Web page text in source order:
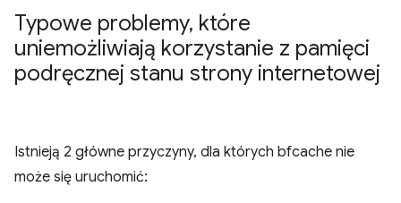
Typowe problemy, które
uniemożliwiają korzystanie z pamięci
podręcznej stanu strony internetowej
Istnieją 2 główne przyczyny, dla których bfcache nie
może się uruchomić: